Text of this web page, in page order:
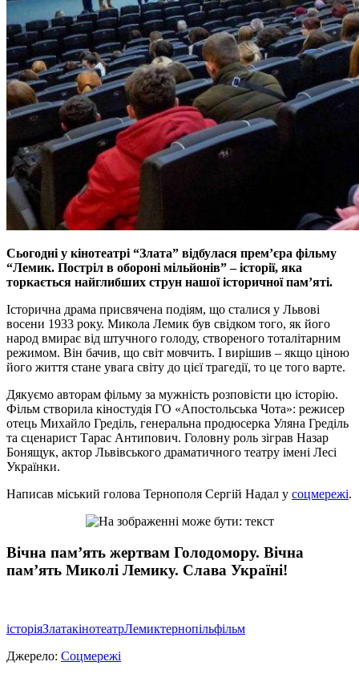
Сьогодні у кінотеатрі “Злата” відбулася прем’єра фільму
“Лемик. Постріл в обороні мільйонів” – історії, яка
торкається найглибших струн нашої історичної пам’яті.
Історична драма присвячена подіям, що сталися у Львові
восени 1933 року. Микола Лемик був свідком того, як його
народ вмирає від штучного голоду, створеного тоталітарним
режимом. Він бачив, що світ мовчить. І вирішив – якщо ціною
його життя стане увага світу до цієї трагедії, то це того варте.
Дякуємо авторам фільму за мужність розповісти цю історію.
Фільм створила кіностудія ГО «Апостольська Чота»: режисер
отець Михайло Греділь, генеральна продюсерка Уляна Греділь
та сценарист Тарас Антипович. Головну роль зіграв Назар
Бонящук, актор Львівського драматичного театру імені Лесі
Українки.
Написав міський голова Тернополя Сергій Надал у соцмережі.
Вічна пам’ять жертвам Голодомору. Вічна
пам’ять Миколі Лемику. Слава Україні!
історіяЗлатакінотеатрЛемиктернопільфільм
Джерело: Соцмережі